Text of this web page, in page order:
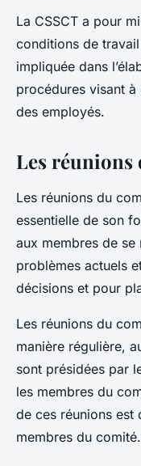
La CSSCT a pour
conditions de travail
impliquée dans
procédures visant
des employés.
Les réunions
Les réunions du
essentielle de son
aux membres de
problèmes actuels
décisions et pour
Les réunions du
manière régulière,
sont présidées par
les membres du
de ces réunions est
membres du comité.